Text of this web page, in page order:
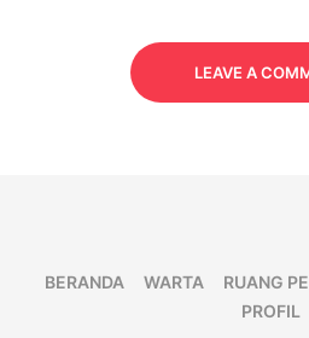
LEAVE A
BERANDA WARTA RUANG
PROFIL